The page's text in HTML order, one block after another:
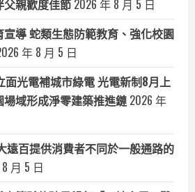
親歡度佳節 2026 年 8 月 5 日
導 蛇類生態防範教育、強化校園
年 8 月 5 日
面光電補城市綠電 光電新制8月上
域形成淨零建築推進鏈 2026 年
遠百提供消費者不同於一般通路的
月 5 日